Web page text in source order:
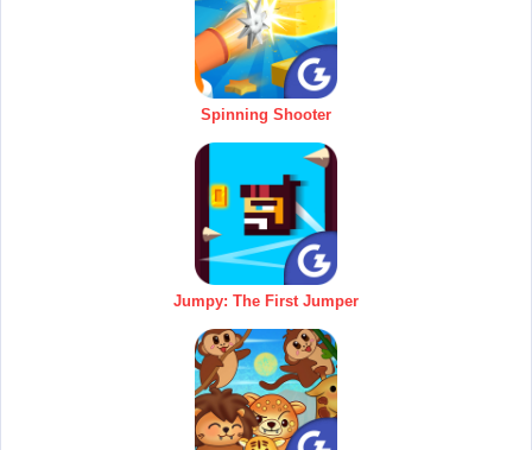
Spinning Shooter
Jumpy: The First Jumper